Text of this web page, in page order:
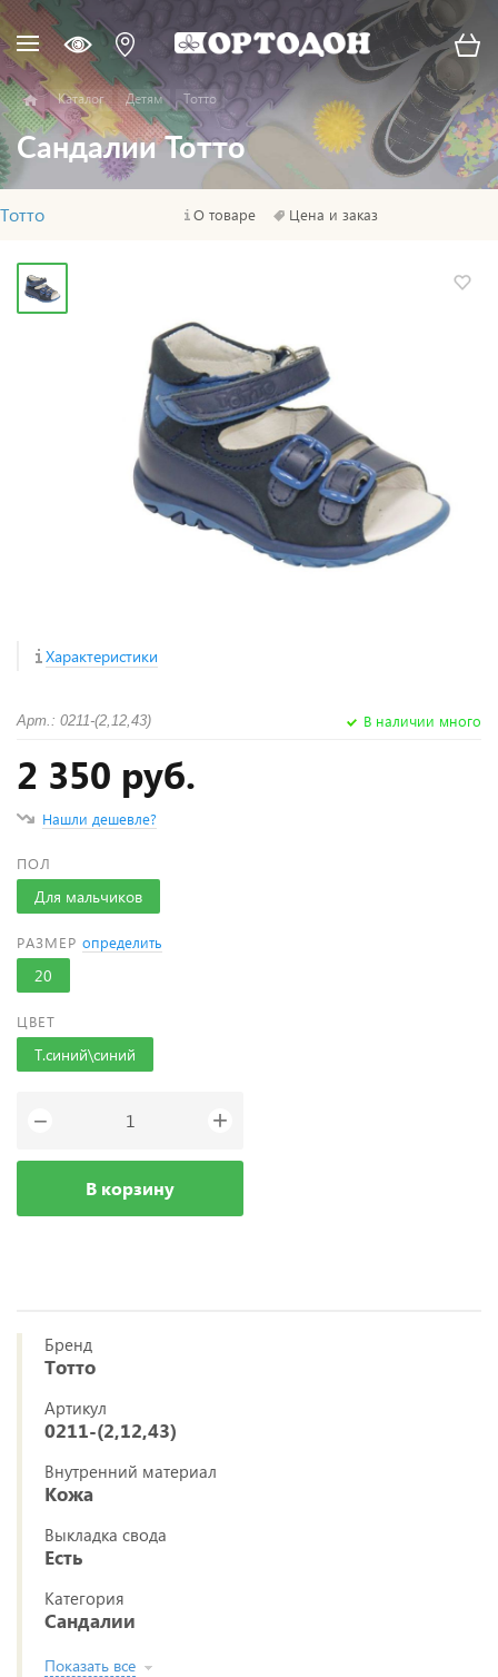
Каталог Детям Тотто
Сандалии Тотто
Тотто О товаре Цена и заказ
Характеристики
Арт.: 0211-(2,12,43) В наличии много
2 350 руб.
Нашли дешевле?
ПОЛ
Для мальчиков
РАЗМЕР определить
20
ЦВЕТ
Т.синий\синий
− +
В корзину
Бренд
Тотто
Артикул
0211-(2,12,43)
Внутренний материал
Кожа
Выкладка свода
Есть
Категория
Сандалии
Показать все